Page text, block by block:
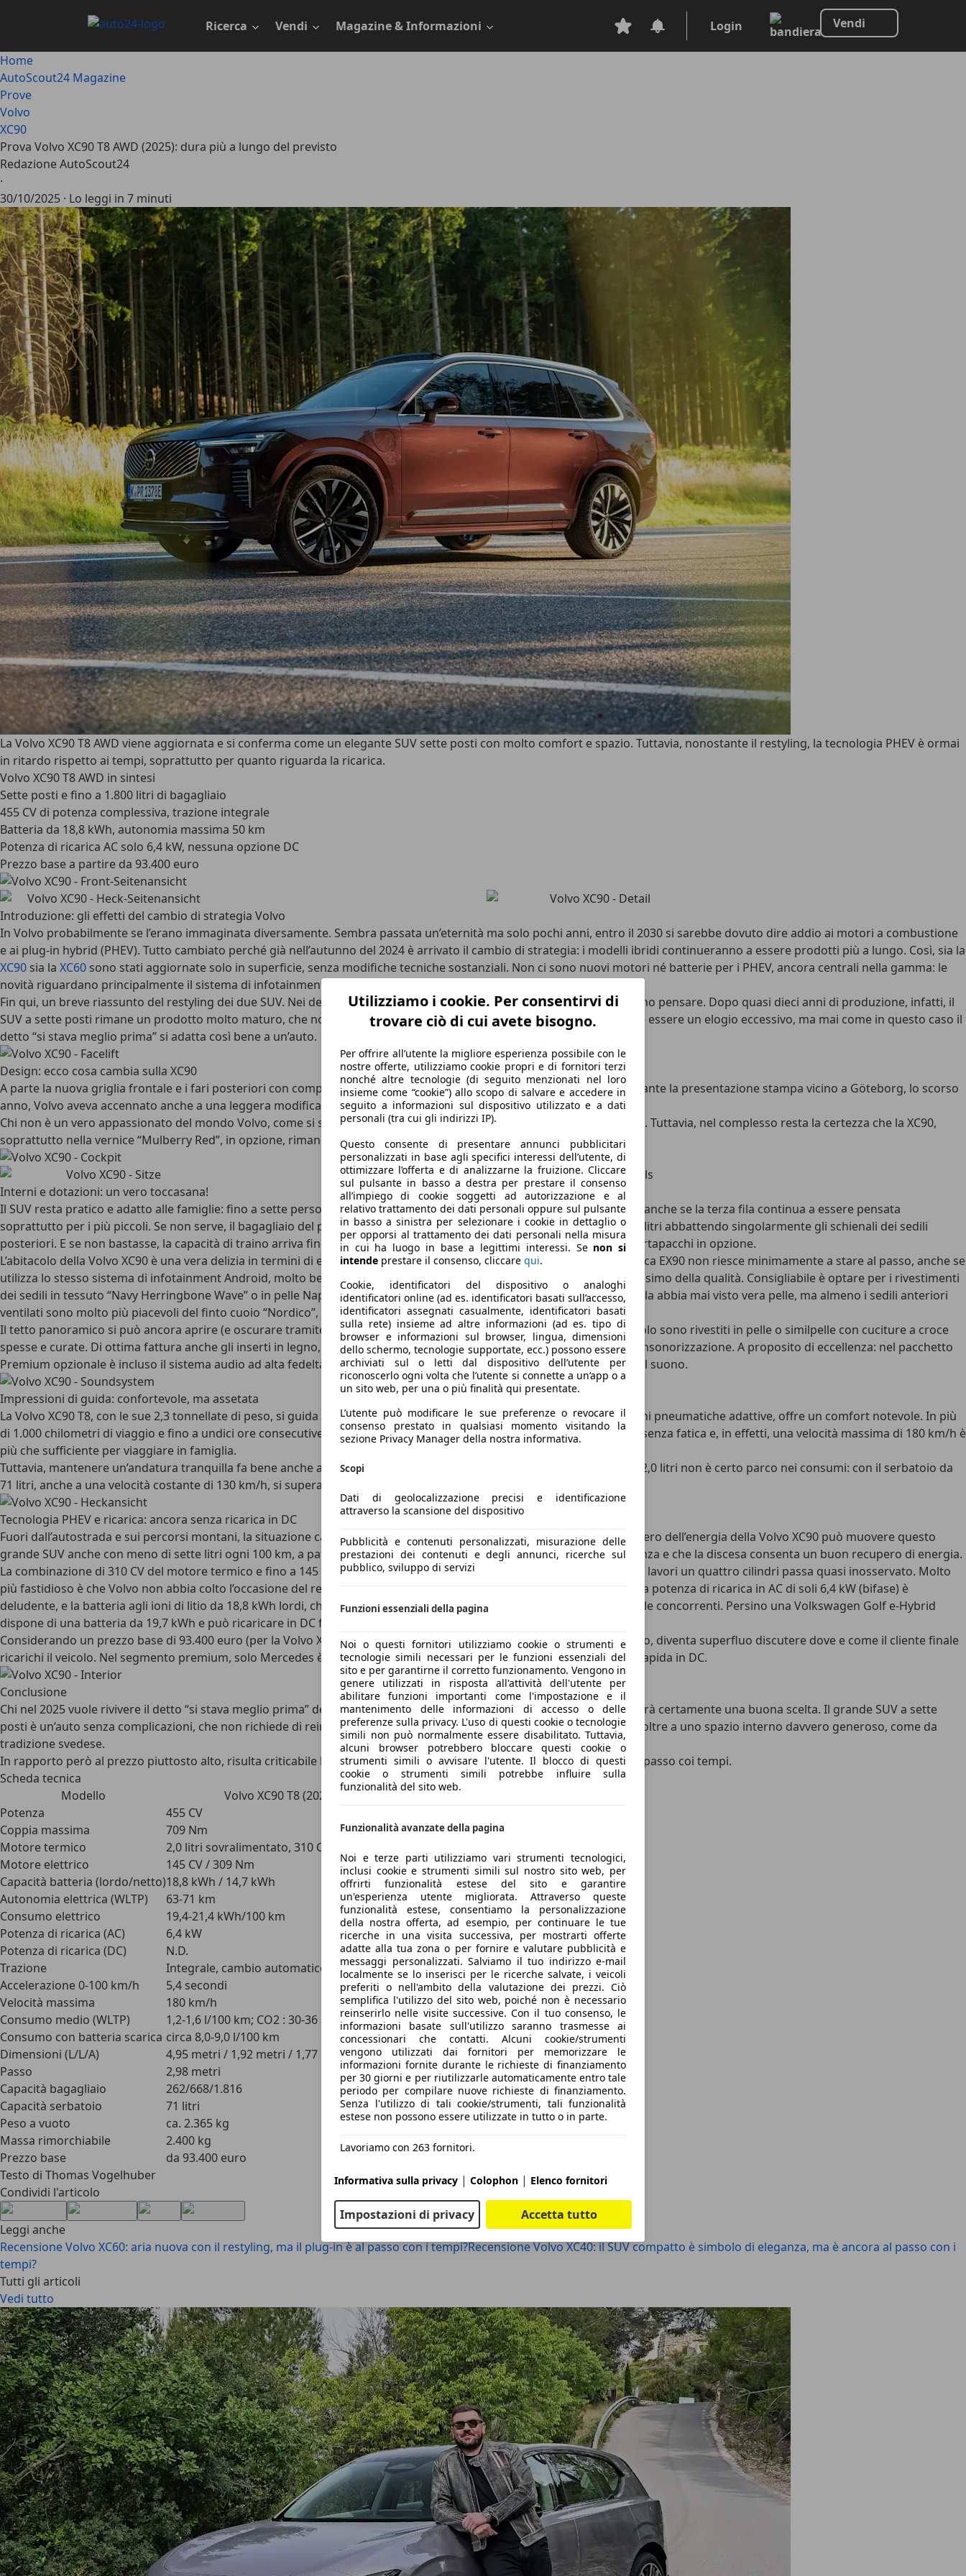
principale
Ricerca Vendi Magazine & Informazioni Login Vendi
Utilizziamo i cookie. Per consentirvi di
trovare ciò di cui avete bisogno.
Per offrire all’utente la migliore esperienza possibile con le
nostre offerte, utilizziamo cookie propri e di fornitori terzi
nonché altre tecnologie (di seguito menzionati nel loro
insieme come “cookie”) allo scopo di salvare e accedere in
seguito a informazioni sul dispositivo utilizzato e a dati
personali (tra cui gli indirizzi IP).
Questo consente di presentare annunci pubblicitari
personalizzati in base agli specifici interessi dell’utente, di
ottimizzare l’offerta e di analizzarne la fruizione. Cliccare
sul pulsante in basso a destra per prestare il consenso
all’impiego di cookie soggetti ad autorizzazione e al
relativo trattamento dei dati personali oppure sul pulsante
in basso a sinistra per selezionare i cookie in dettaglio o
per opporsi al trattamento dei dati personali nella misura
in cui ha luogo in base a legittimi interessi. Se non si
intende prestare il consenso, cliccare qui.
Cookie, identificatori del dispositivo o analoghi
identificatori online (ad es. identificatori basati sull’accesso,
identificatori assegnati casualmente, identificatori basati
sulla rete) insieme ad altre informazioni (ad es. tipo di
browser e informazioni sul browser, lingua, dimensioni
dello schermo, tecnologie supportate, ecc.) possono essere
archiviati sul o letti dal dispositivo dell’utente per
riconoscerlo ogni volta che l’utente si connette a un’app o a
un sito web, per una o più finalità qui presentate.
L’utente può modificare le sue preferenze o revocare il
consenso prestato in qualsiasi momento visitando la
sezione Privacy Manager della nostra informativa.
Scopi
Dati di geolocalizzazione precisi e identificazione
attraverso la scansione del dispositivo
Pubblicità e contenuti personalizzati, misurazione delle
prestazioni dei contenuti e degli annunci, ricerche sul
pubblico, sviluppo di servizi
Funzioni essenziali della pagina
Noi o questi fornitori utilizziamo cookie o strumenti e
tecnologie simili necessari per le funzioni essenziali del
sito e per garantirne il corretto funzionamento. Vengono in
genere utilizzati in risposta all'attività dell'utente per
abilitare funzioni importanti come l'impostazione e il
mantenimento delle informazioni di accesso o delle
preferenze sulla privacy. L'uso di questi cookie o tecnologie
simili non può normalmente essere disabilitato. Tuttavia,
alcuni browser potrebbero bloccare questi cookie o
strumenti simili o avvisare l'utente. Il blocco di questi
cookie o strumenti simili potrebbe influire sulla
funzionalità del sito web.
Funzionalità avanzate della pagina
Noi e terze parti utilizziamo vari strumenti tecnologici,
inclusi cookie e strumenti simili sul nostro sito web, per
offrirti funzionalità estese del sito e garantire
un'esperienza utente migliorata. Attraverso queste
funzionalità estese, consentiamo la personalizzazione
della nostra offerta, ad esempio, per continuare le tue
ricerche in una visita successiva, per mostrarti offerte
adatte alla tua zona o per fornire e valutare pubblicità e
messaggi personalizzati. Salviamo il tuo indirizzo e-mail
localmente se lo inserisci per le ricerche salvate, i veicoli
preferiti o nell'ambito della valutazione dei prezzi. Ciò
semplifica l'utilizzo del sito web, poiché non è necessario
reinserirlo nelle visite successive. Con il tuo consenso, le
informazioni basate sull'utilizzo saranno trasmesse ai
concessionari che contatti. Alcuni cookie/strumenti
vengono utilizzati dai fornitori per memorizzare le
informazioni fornite durante le richieste di finanziamento
per 30 giorni e per riutilizzarle automaticamente entro tale
periodo per compilare nuove richieste di finanziamento.
Senza l'utilizzo di tali cookie/strumenti, tali funzionalità
estese non possono essere utilizzate in tutto o in parte.
Lavoriamo con 263 fornitori.
Informativa sulla privacy | Colophon | Elenco fornitori
Impostazioni di privacy Accetta tutto
Home
AutoScout24 Magazine
Prove
Volvo
XC90
Prova Volvo XC90 T8 AWD (2025): dura più a lungo del previsto
Redazione AutoScout24
·
30/10/2025 · Lo leggi in 7 minuti
La Volvo XC90 T8 AWD viene aggiornata e si conferma come un elegante SUV sette posti con molto comfort e spazio. Tuttavia, nonostante il restyling, la tecnologia PHEV è ormai
in ritardo rispetto ai tempi, soprattutto per quanto riguarda la ricarica.
Volvo XC90 T8 AWD in sintesi
Sette posti e fino a 1.800 litri di bagagliaio
455 CV di potenza complessiva, trazione integrale
Batteria da 18,8 kWh, autonomia massima 50 km
Potenza di ricarica AC solo 6,4 kW, nessuna opzione DC
Prezzo base a partire da 93.400 euro
Introduzione: gli effetti del cambio di strategia Volvo
In Volvo probabilmente se l’erano immaginata diversamente. Sembra passata un’eternità ma solo pochi anni, entro il 2030 si sarebbe dovuto dire addio ai motori a combustione
e ai plug-in hybrid (PHEV). Tutto cambiato perché già nell’autunno del 2024 è arrivato il cambio di strategia: i modelli ibridi continueranno a essere prodotti più a lungo. Così, sia la
XC90 sia la XC60 sono stati aggiornate solo in superficie, senza modifiche tecniche sostanziali. Non ci sono nuovi motori né batterie per i PHEV, ancora centrali nella gamma: le
novità riguardano principalmente il sistema di infotainment e l’aspetto estetico.
Fin qui, un breve riassunto del restyling dei due SUV. Nei dettagli, però, c’è più da raccontare di quanto i soli dati facciano pensare. Dopo quasi dieci anni di produzione, infatti, il
SUV a sette posti rimane un prodotto molto maturo, che non ha nulla da invidiare ai concorrenti più recenti. Non vuole essere un elogio eccessivo, ma mai come in questo caso il
detto “si stava meglio prima” si adatta così bene a un’auto.
Design: ecco cosa cambia sulla XC90
A parte la nuova griglia frontale e i fari posteriori con componenti interne riviste, esternamente cambia ben poco. Durante la presentazione stampa vicino a Göteborg, lo scorso
anno, Volvo aveva accennato anche a una leggera modifica del cofano, ma nulla di sostanziale.
Chi non è un vero appassionato del mondo Volvo, come si suol dire, farà fatica a distinguere il restyling dal precedente. Tuttavia, nel complesso resta la certezza che la XC90,
soprattutto nella vernice “Mulberry Red”, in opzione, rimane uno dei SUV più eleganti e belli sul mercato.
Interni e dotazioni: un vero toccasana!
Il SUV resta pratico eadatto alle famiglie: fino a sette persone possono trovare posto nei suoi 4,95 metri di lunghezza, anche se la terza fila continua a essere pensata
soprattutto per i più piccoli. Se non serve, il bagagliaio del plug-in hybrid offre 668 litri di capacità, che diventano 1.816 litri abbattendo singolarmente gli schienali dei sedili
posteriori. E se non bastasse, la capacità di traino arriva fino a 2,4 tonnellate cui si aggiungono i 100 kg massimi sul portapacchi in opzione.
L’abitacolo della Volvo XC90 è una vera delizia in termini di ergonomia e qualità dei materiali. In questo, la sorella elettrica EX90 non riesce minimamente a stare al passo, anche se
utilizza lo stesso sistema di infotainment Android, molto ben progettato. Chi sceglie l’allestimento “Ultra” ottiene il massimo della qualità. Consigliabile è optare per i rivestimenti
dei sedili in tessuto “Navy Herringbone Wave” o in pelle Nappa (come sull’auto del test). È improbabile che la seconda fila abbia mai visto vera pelle, ma almeno i sedili anteriori
ventilati sono molto più piacevoli del finto cuoio “Nordico”, privo di climatizzazione e meno traspirante.
Il tetto panoramico si può ancora aprire (e oscurare tramite tendina), e anche gli anelli di aggancio nel cielo dell’abitacolo sono rivestiti in pelle o similpelle con cuciture a croce
spesse e curate. Di ottima fattura anche gli inserti in legno, il tappeto risvoltato fino in alto nell’abitacolo e l’eccellente insonorizzazione. A proposito di eccellenza: nel pacchetto
Premium opzionale è incluso il sistema audio ad alta fedeltà Bowers & Wilkins, un vero must-have per gli amanti del bel suono.
Impressioni di guida: confortevole, ma assetata
La Volvo XC90 T8, con le sue 2,3 tonnellate di peso, si guida comunque con grande naturalezzae, grazie alle sospensioni pneumatiche adattive, offre un comfort notevole. In più
di 1.000 chilometri di viaggio e fino a undici ore consecutive al volante, la grande svedese mi ha portato da nord a sud senza fatica e, in effetti, una velocità massima di 180 km/h è
più che sufficiente per viaggiare in famiglia.
Tuttavia, mantenere un’andatura tranquilla fa bene anche al portafoglio, perché il quattro cilindri turbocompresso da 2,0 litri non è certo parco nei consumi: con il serbatoio da
71 litri, anche a una velocità costante di 130 km/h, si superano facilmente i 12 litri ogni 100 chilometri.
Tecnologia PHEV e ricarica: ancora senza ricarica in DC
Fuori dall’autostrada e sui percorsi montani, la situazione cambia: chi impara a sfruttare correttamente i livelli di recupero dell’energia della Volvo XC90 può muovere questo
grande SUV anche con meno di sette litri ogni 100 km, a patto che la batteria da 18,8 kWh sia stata caricata in precedenza e che la discesa consenta un buon recupero di energia.
La combinazione di 310 CV del motore termico e fino a 145 CV elettrici è più che sufficiente, e il fatto che sotto il cofano lavori un quattro cilindri passa quasi inosservato. Molto
più fastidioso è che Volvo non abbia colto l’occasione del restyling per aggiornare tecnicamente il suo plug-in hybrid. La potenza di ricarica in AC di soli 6,4 kW (bifase) è
deludente, e la batteria agli ioni di litio da 18,8 kWh lordi, che offre un’autonomia reale di circa 50 km, al confronto con le concorrenti. Persino una Volkswagen Golf e-Hybrid
dispone di una batteria da 19,7 kWh e può ricaricare in DC fino a 50 kW.
Considerando un prezzo base di 93.400 euro (per la Volvo XC90 T8 Core) e un prezzo che può salire sopra i 100.000 euro, diventa superfluo discutere dove e come il cliente finale
ricarichi il veicolo. Nel segmento premium, solo Mercedes è più avanti, offrendo sui GLE e simili un’opzione di ricarica rapida in DC.
Conclusione
Chi nel 2025 vuole rivivere il detto “si stava meglio prima” dell’ingegneria automobilistica, con la Volvo XC90 restyling farà certamente una buona scelta. Il grande SUV a sette
posti è un’auto senza complicazioni, che non richiede di reimparare a guidare e che offre un livello qualitativo elevato, oltre a uno spazio interno davvero generoso, come da
tradizione svedese.
In rapporto però al prezzo piuttosto alto, risulta criticabile la tecnologia della batteria e della ricarica, ormai non più al passo coi tempi.
Scheda tecnica
Modello
Volvo XC90 T8 (2025)
Potenza
455 CV
Coppia massima
709 Nm
Motore termico
2,0 litri sovralimentato, 310 CV / 400 CV
Motore elettrico
145 CV / 309 Nm
Capacità batteria (lordo/netto)18,8 kWh / 14,7 kWh
Autonomia elettrica (WLTP)
63-71 km
Consumo elettrico
19,4-21,4 kWh/100 km
Potenza di ricarica (AC)
6,4 kW
Potenza di ricarica (DC)
N.D.
Trazione
Integrale, cambio automatico a 8 rapporti
Accelerazione 0-100 km/h
5,4 secondi
Velocità massima
180 km/h
Consumo medio (WLTP)
1,2-1,6 l/100 km; CO2 : 30-36 g/km
Consumo con batteria scarica circa 8,0-9,0 l/100 km
Dimensioni (L/L/A)
4,95 metri / 1,92 metri / 1,77 metri
Passo
2,98 metri
Capacità bagagliaio
262/668/1.816
Capacità serbatoio
71 litri
Peso a vuoto
ca. 2.365 kg
Massa rimorchiabile
2.400 kg
Prezzo base
da 93.400 euro
Testo di Thomas Vogelhuber
Condividi l'articolo
Leggi anche
Recensione Volvo XC60: aria nuova con il restyling, ma il plug-in è al passo con i tempi?Recensione Volvo XC40: il SUV compatto è simbolo di eleganza, ma è ancora al passo con i
tempi?
Tutti gli articoli
Vedi tutto